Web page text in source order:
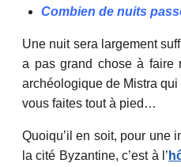
Combien de nuits
Une nuit sera largement
a pas grand chose à
archéologique de Mistra
vous faites tout à pied…
Quoiqu’il en soit, pour une
la cité Byzantine, c’est à l’